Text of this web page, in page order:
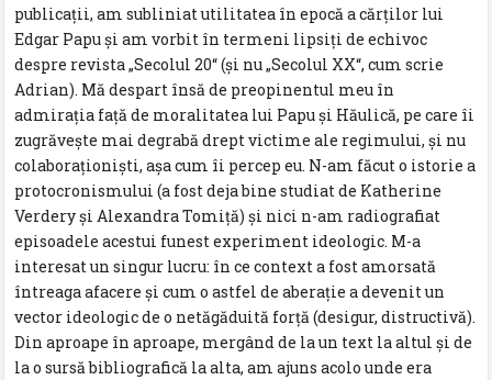
publicații, am subliniat utilitatea în epocă a cărților lui
Edgar Papu și am vorbit în termeni lipsiți de echivoc
despre revista „Secolul 20“ (și nu „Secolul XX“, cum scrie
Adrian). Mă despart însă de preopinentul meu în
admirația față de moralitatea lui Papu și Hăulică, pe care îi
zugrăvește mai degrabă drept victime ale regimului, și nu
colaboraționiști, așa cum îi percep eu. N-am făcut o istorie a
protocronismului (a fost deja bine studiat de Katherine
Verdery și Alexandra Tomiță) și nici n-am radiografiat
episoadele acestui funest experiment ideologic. M-a
interesat un singur lucru: în ce context a fost amorsată
întreaga afacere și cum o astfel de aberație a devenit un
vector ideologic de o netăgăduită forță (desigur, distructivă).
Din aproape în aproape, mergând de la un text la altul și de
la o sursă bibliografică la alta, am ajuns acolo unde era